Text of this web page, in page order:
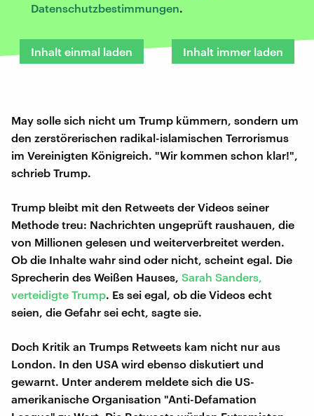
Datenschutzbestimmungen.
Inhalt einmal laden Inhalt immer laden
May solle sich nicht um Trump kümmern, sondern um
den zerstörerischen radikal-islamischen Terrorismus
im Vereinigten Königreich. "Wir kommen schon klar!",
schrieb Trump.
Trump bleibt mit den Retweets der Videos seiner
Methode treu: Nachrichten ungeprüft raushauen, die
von Millionen gelesen und weiterverbreitet werden.
Ob die Inhalte wahr sind oder nicht, scheint egal. Die
Sprecherin des Weißen Hauses, Sarah Sanders,
verteidigte Trump. Es sei egal, ob die Videos echt
seien, die Gefahr sei echt, sagte sie.
Doch Kritik an Trumps Retweets kam nicht nur aus
London. In den USA wird ebenso diskutiert und
gewarnt. Unter anderem meldete sich die US-
amerikanische Organisation "Anti-Defamation